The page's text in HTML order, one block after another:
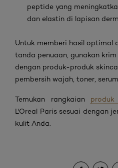
peptide yang
dan elastin di lapisan
Untuk memberi hasil optimal
tanda penuaan, gunakan
dengan produk-produk
pembersih wajah, toner serum
Temukan rangkaian
L'Oreal Paris sesuai dengan
kulit Anda.